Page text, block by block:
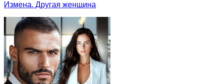
Измена. Другая женщина